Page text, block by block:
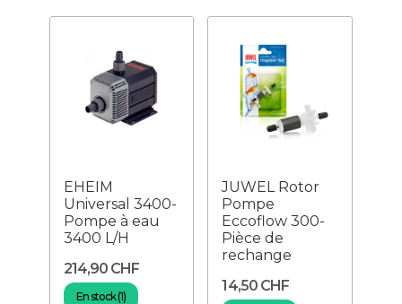
EHEIM
Universal 3400-
Pompe à eau
3400 L/H
214,90 CHF
En stock (1)
JUWEL Rotor
Pompe
Eccoflow 300-
Pièce de
rechange
14,50 CHF